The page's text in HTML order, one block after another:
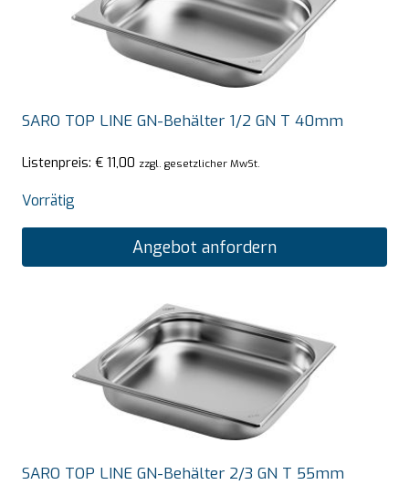
SARO TOP LINE GN-Behälter 1/2 GN T 40mm
Listenpreis: € 11,00 zzgl. gesetzlicher MwSt.
Vorrätig
Angebot anfordern
SARO TOP LINE GN-Behälter 2/3 GN T 55mm